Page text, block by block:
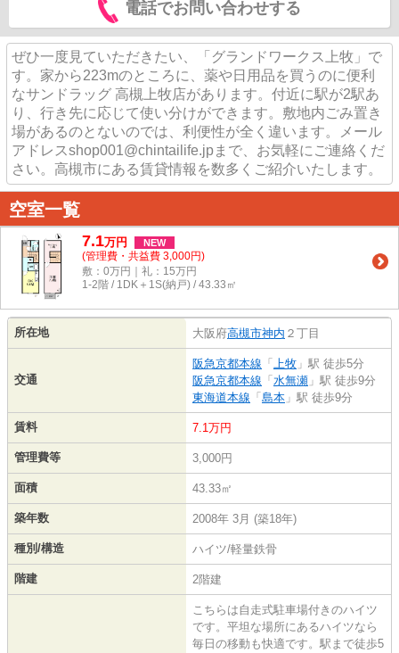
電話でお問い合わせする
ぜひ一度見ていただきたい、「グランドワークス上牧」で
す。家から223mのところに、薬や日用品を買うのに便利
なサンドラッグ 高槻上牧店があります。付近に駅が2駅あ
り、行き先に応じて使い分けができます。敷地内ごみ置き
場があるのとないのでは、利便性が全く違います。メール
アドレスshop001@chintailife.jpまで、お気軽にご連絡くだ
さい。高槻市にある賃貸情報を数多くご紹介いたします。
空室一覧
7.1万円 NEW
(管理費・共益費 3,000円)
敷：0万円｜礼：15万円
1-2階 / 1DK＋1S(納戸) / 43.33㎡
所在地 大阪府高槻市神内 ２丁目
交通
阪急京都本線 「 上牧 」駅 徒歩5分
阪急京都本線 「 水無瀬 」駅 徒歩9分
東海道本線 「 島本 」駅 徒歩9分
賃料 7.1万円
管理費等 3,000円
面積 43.33㎡
築年数 2008年 3月 (築18年)
種別/構造 ハイツ/軽量鉄骨
階建 2階建
こちらは自走式駐車場付きのハイツ
です。平坦な場所にあるハイツなら
毎日の移動も快適です。駅まで徒歩5